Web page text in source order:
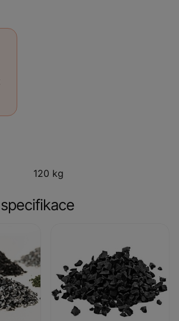
120 kg